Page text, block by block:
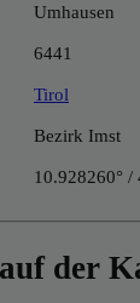
Umhausen
6441
Tirol
Bezirk Imst
10.928260° /
der